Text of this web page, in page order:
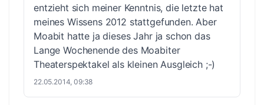
entzieht sich meiner Kenntnis, die letzte hat
meines Wissens 2012 stattgefunden. Aber
Moabit hatte ja dieses Jahr ja schon das
Lange Wochenende des Moabiter
Theaterspektakel als kleinen Ausgleich ;-)
22.05.2014, 09:38